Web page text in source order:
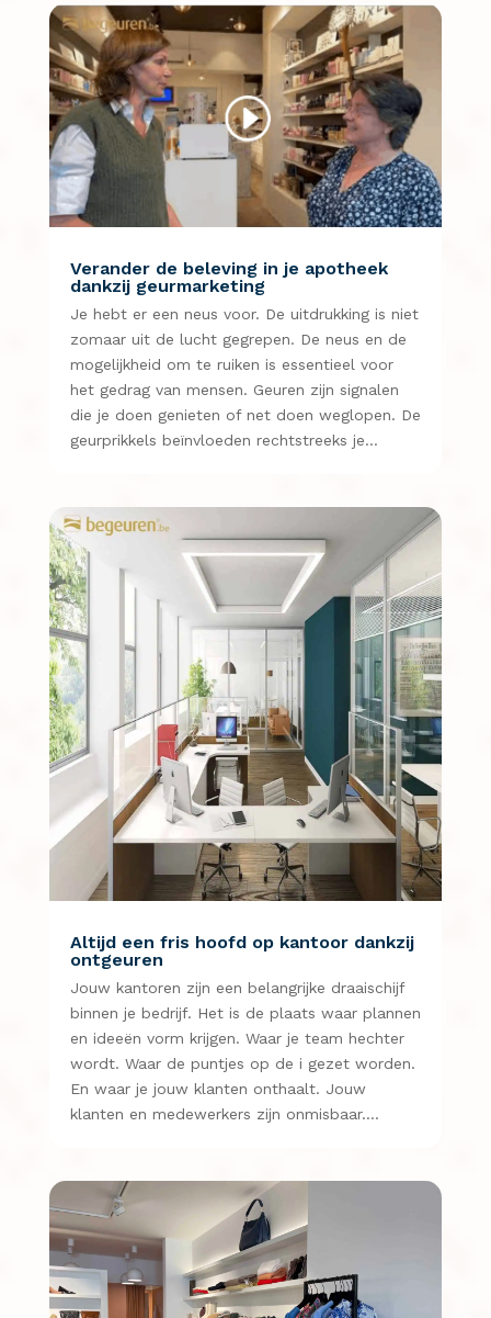
Verander de beleving in je apotheek
dankzij geurmarketing
Je hebt er een neus voor. De uitdrukking is niet
zomaar uit de lucht gegrepen. De neus en de
mogelijkheid om te ruiken is essentieel voor
het gedrag van mensen. Geuren zijn signalen
die je doen genieten of net doen weglopen. De
geurprikkels beïnvloeden rechtstreeks je…
Altijd een fris hoofd op kantoor dankzij
ontgeuren
Jouw kantoren zijn een belangrijke draaischijf
binnen je bedrijf. Het is de plaats waar plannen
en ideeën vorm krijgen. Waar je team hechter
wordt. Waar de puntjes op de i gezet worden.
En waar je jouw klanten onthaalt. Jouw
klanten en medewerkers zijn onmisbaar….